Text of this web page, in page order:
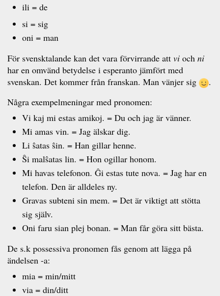
ili = de
si = sig
oni = man
För svensktalande kan det vara förvirrande att vi och ni
har en omvänd betydelse i esperanto jämfört med
svenskan. Det kommer från franskan. Man vänjer sig
.
Några exempelmeningar med pronomen:
Vi kaj mi estas amikoj. = Du och jag är vänner.
Mi amas vin. = Jag älskar dig.
Li ŝatas ŝin. = Han gillar henne.
Ŝi malŝatas lin. = Hon ogillar honom.
Mi havas telefonon. Ĝi estas tute nova. = Jag har en
telefon. Den är alldeles ny.
Gravas subteni sin mem. = Det är viktigt att stötta
sig själv.
Oni faru sian plej bonan. = Man får göra sitt bästa.
De s.k possessiva pronomen fås genom att lägga på
ändelsen -a:
mia = min/mitt
via = din/ditt